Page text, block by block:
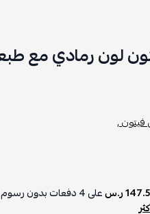
لون رمادي مع
,
ر.س على4دفعات بدون رسوم